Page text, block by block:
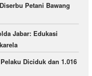
Petani Bawang
Jabar: Edukasi
Diciduk dan 1.016